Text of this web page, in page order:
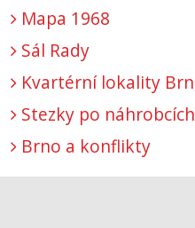
Mapa 1968
Sál Rady
Kvartérní lokality
Stezky po
Brno a konflikty